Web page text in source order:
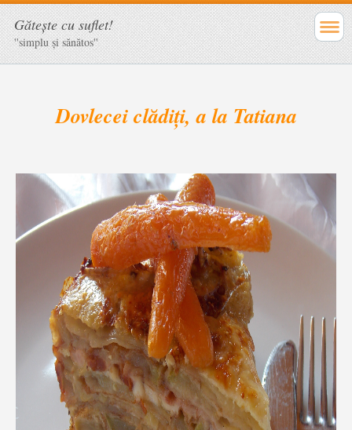
Găteşte cu suflet!
''simplu şi sănătos''
Dovlecei clădiți, a la Tatiana